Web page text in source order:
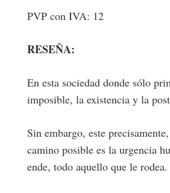
PVP con IVA: 12
RESEÑA:
En esta sociedad donde sólo
imposible, la existencia y la
Sin embargo, este
camino posible es la urgencia
ende, todo aquello que le rodea.